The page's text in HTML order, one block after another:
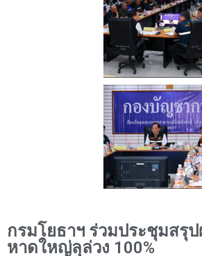
กรมโยธาฯ ร่วมประชุมสรุ
หาดใหญ่ลุล่วง 100%